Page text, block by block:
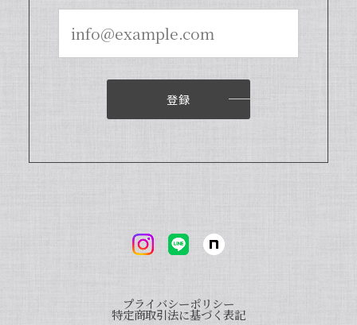
ニラピューレを使用した世界中のお菓子
レシピも100種類以上ご紹介しておりま
すので、もしご興味ございましたら、ぜ
ひチェックしてみてくださいませ。また
機会がございましたら、当店をよろしく
お願い申し上げます。
【本数多いほど1本価格がお得！】【ブルボン種Sグレード・バニラビーンズ・20本】
りも良く、あの量でお値段も安くとても使いやすい
いつも当店をご利用いただきまして、誠
にありがとうございます。オリジナルバ
登録
プライバシーポリシー
特定商取引法に基づく表記